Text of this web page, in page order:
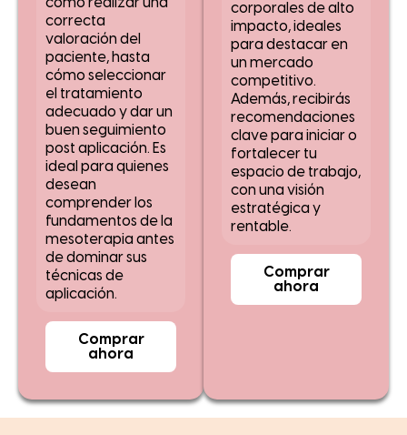
correcta
valoración del
paciente, hasta
cómo seleccionar
el tratamiento
adecuado y dar un
buen seguimiento
post aplicación. Es
ideal para quienes
desean
comprender los
fundamentos de la
mesoterapia antes
de dominar sus
técnicas de
aplicación.
Comprar
ahora
corporales de alto
impacto, ideales
para destacar en
un mercado
competitivo.
Además, recibirás
recomendaciones
clave para iniciar o
fortalecer tu
espacio de trabajo,
con una visión
estratégica y
rentable.
Comprar
ahora